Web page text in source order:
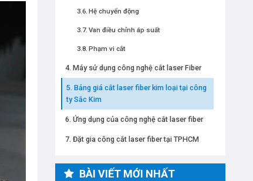
Hệ chuyển động
Van điều chỉnh áp suất
Phạm vi cắt
Máy sử dụng công nghệ cắt laser Fiber
Bảng giá cắt laser fiber kim loại tại công
ty Sắc Kim
Ứng dụng của công nghệ cắt laser fiber
Đặt gia công cắt laser fiber tại TPHCM
BÀI VIẾT MỚI NHẤT